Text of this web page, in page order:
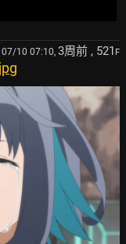
07/10 07:10, 3周前 , 521 F